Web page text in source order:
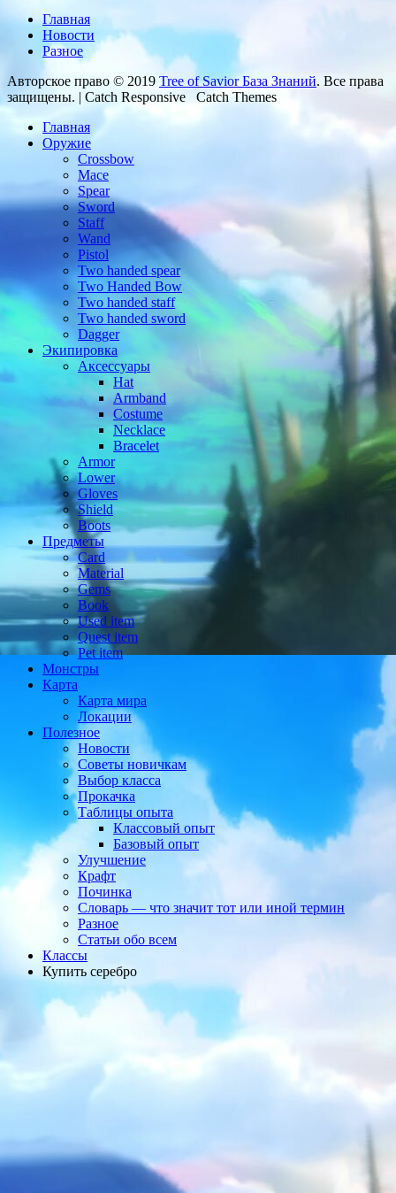
Главная
Новости
Разное
Авторское право © 2019 Tree of Savior База Знаний. Все права
защищены. | Catch Responsive Catch Themes
Главная
Оружие
Crossbow
Mace
Spear
Sword
Staff
Wand
Pistol
Two handed spear
Two Handed Bow
Two handed staff
Two handed sword
Dagger
Экипировка
Аксессуары
Hat
Armband
Costume
Necklace
Bracelet
Armor
Lower
Gloves
Shield
Boots
Предметы
Card
Material
Gems
Book
Used item
Quest item
Pet item
Монстры
Карта
Карта мира
Локации
Полезное
Новости
Советы новичкам
Выбор класса
Прокачка
Таблицы опыта
Классовый опыт
Базовый опыт
Улучшение
Крафт
Починка
Словарь — что значит тот или иной термин
Разное
Статьи обо всем
Классы
Купить серебро